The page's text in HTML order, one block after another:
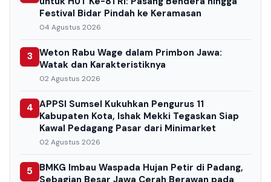
Festival Bidar Pindah ke Keramasan
04 Agustus 2026
3 Weton Rabu Wage dalam Primbon Jawa:
Watak dan Karakteristiknya
02 Agustus 2026
4 APPSI Sumsel Kukuhkan Pengurus 11
Kabupaten Kota, Ishak Mekki Tegaskan Siap
Kawal Pedagang Pasar dari Minimarket
02 Agustus 2026
5
BMKG Imbau Waspada Hujan Petir di Padang,
Sebagian Besar Jawa Cerah Berawan pada